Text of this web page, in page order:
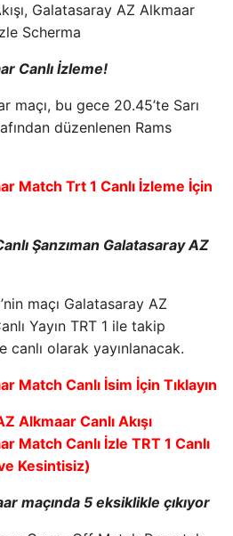
Galatasaray AZ Alkmaar
Scherma
Canlı İzleme!
maçı, bu gece 20.45’te Sarı
düzenlenen Rams
Match Trt 1 Canlı İzleme İçin
Şanzıman Galatasaray AZ
maçı Galatasaray AZ
Yayın TRT 1 ile takip
canlı olarak yayınlanacak.
Match Canlı İsim İçin Tıklayın
maçında 5 eksiklikle çıkıyor